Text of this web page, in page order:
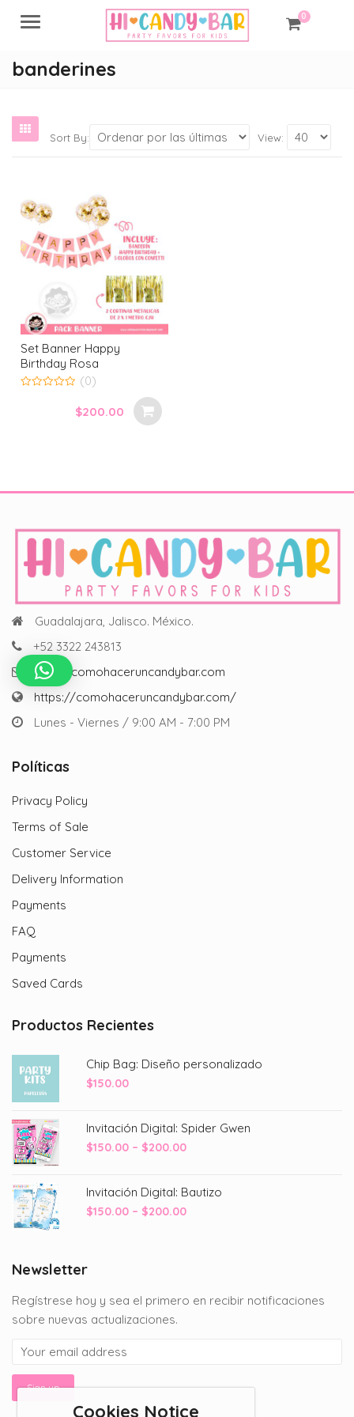
Menu 0
banderines
Sort By: View:
Set Banner Happy
Birthday Rosa
(0)
$200.00
Guadalajara, Jalisco. México.
+52 3322 243813
hola@comohaceruncandybar.com
https://comohaceruncandybar.com/
Lunes - Viernes / 9:00 AM - 7:00 PM
Políticas
Privacy Policy
Terms of Sale
Customer Service
Delivery Information
Payments
FAQ
Payments
Saved Cards
Productos Recientes
Chip Bag: Diseño personalizado
$150.00
Invitación Digital: Spider Gwen
$150.00 – $200.00Price
through
$200.00
Invitación Digital: Bautizo
$150.00 – $200.00Price
Newsletter
Regístrese hoy y sea el primero en recibir notificaciones
sobre nuevas actualizaciones.
Cookies Notice